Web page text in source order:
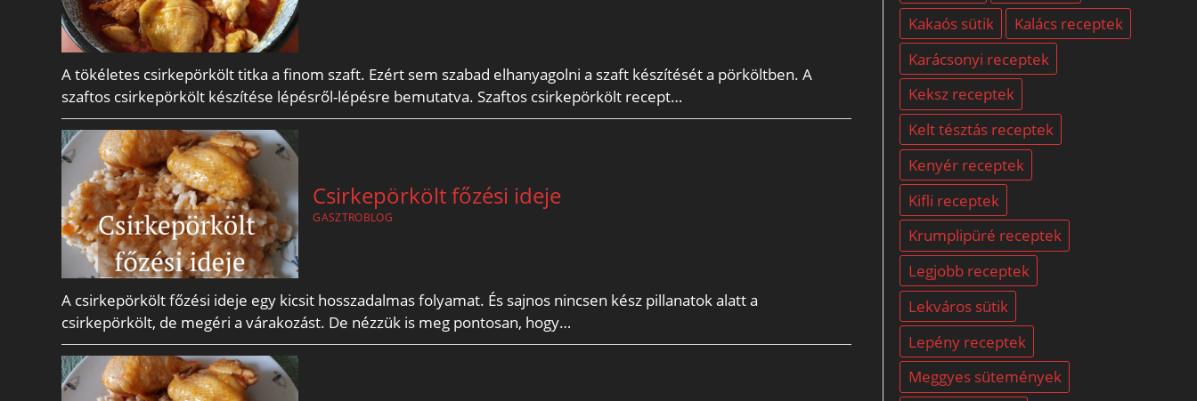
A tökéletes csirkepörkölt titka a finom szaft. Ezért sem szabad elhanyagolni a szaft készítését a pörköltben. A
szaftos csirkepörkölt készítése lépésről-lépésre bemutatva. Szaftos csirkepörkölt recept…
Csirkepörkölt főzési ideje
GASZTROBLOG
A csirkepörkölt főzési ideje egy kicsit hosszadalmas folyamat. És sajnos nincsen kész pillanatok alatt a
csirkepörkölt, de megéri a várakozást. De nézzük is meg pontosan, hogy…
Kakaós sütik
Kalács receptek
Karácsonyi receptek
Keksz receptek
Kelt tésztás receptek
Kenyér receptek
Kifli receptek
Krumplipüré receptek
Legjobb receptek
Lekváros sütik
Lepény receptek
Meggyes sütemények